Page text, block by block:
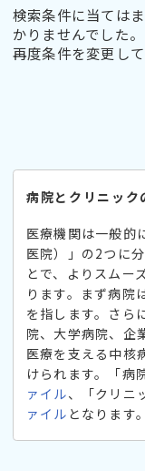
検索条件に当ては
かりませんでした。
再度条件を変更し
病院とクリニック
医療機関は一般的
医院）」の2つに
とで、よりスムー
ります。まず病院
を指します。さら
院、大学病院、企
医療を支える中核
けられます。「病
ァイル、「クリニ
ァイル となります。